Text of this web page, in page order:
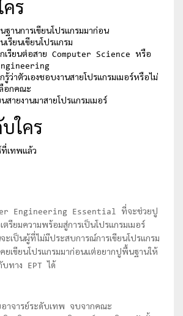
คร
านการเขียนโปรแกรมมาก่อน
เรียนเขียนโปรแกรม
กเรียนต่อสาย Computer Science หรือ
รู้ว่าตัวเองชอบงานสายโปรแกรมเมอร์หรือไม่
อกคณะ
สายงานมาสายโปรแกรมเมอร์
บใคร
ที่เทพแล้ว
Engineering Essential ที่จะช่วยปู
ตรียมความพร้อมสู่การเป็นโปรแกรมเมอร์
ะเป็นผู้ที่ไม่มีประสบการณ์การเขียนโปรแกรม
ยเขียนโปรแกรมมาก่อนแต่อยากปูพื้นฐานให้
บทาง EPT ได้
อาจารย์ระดับเทพ จบจากคณะ